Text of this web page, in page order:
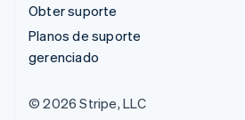
Obter suporte
Planos de suporte
gerenciado
© 2026 Stripe, LLC